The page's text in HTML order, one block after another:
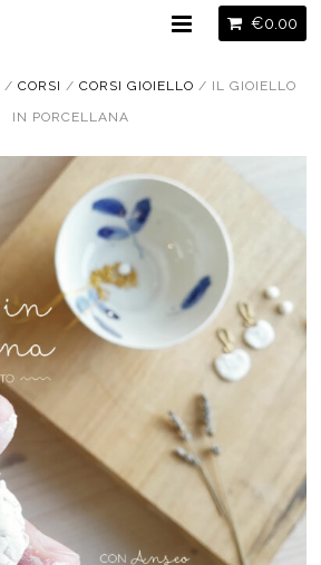
€0.00
/ CORSI / CORSI GIOIELLO / IL GIOIELLO
IN PORCELLANA